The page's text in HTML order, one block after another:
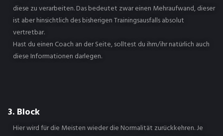
diese zu verarbeiten. Das bedeutet zwar einen Mehraufwand, dieser
ist aber hinsichtlich des bisherigen Trainingsausfalls absolut
vertretbar.
Hast du einen Coach an der Seite, solltest du ihm/ihr natürlich auch
diese Informationen darlegen.
3. Block
Hier wird für die Meisten wieder die Normalität zurückkehren. Je